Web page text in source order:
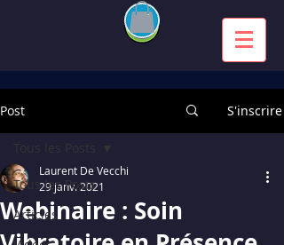
Post S'inscrire
Tous les Posts
Articles
Webinaire : Soin
Laurent De Vecchi
29 janv. 2021